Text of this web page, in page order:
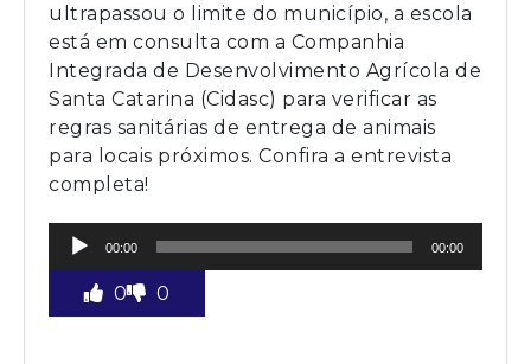
ultrapassou o limite do município, a escola
está em consulta com a Companhia
Integrada de Desenvolvimento Agrícola de
Santa Catarina (Cidasc) para verificar as
regras sanitárias de entrega de animais
para locais próximos. Confira a entrevista
completa!
Tocador
áudio
00:00 00:00
0 0